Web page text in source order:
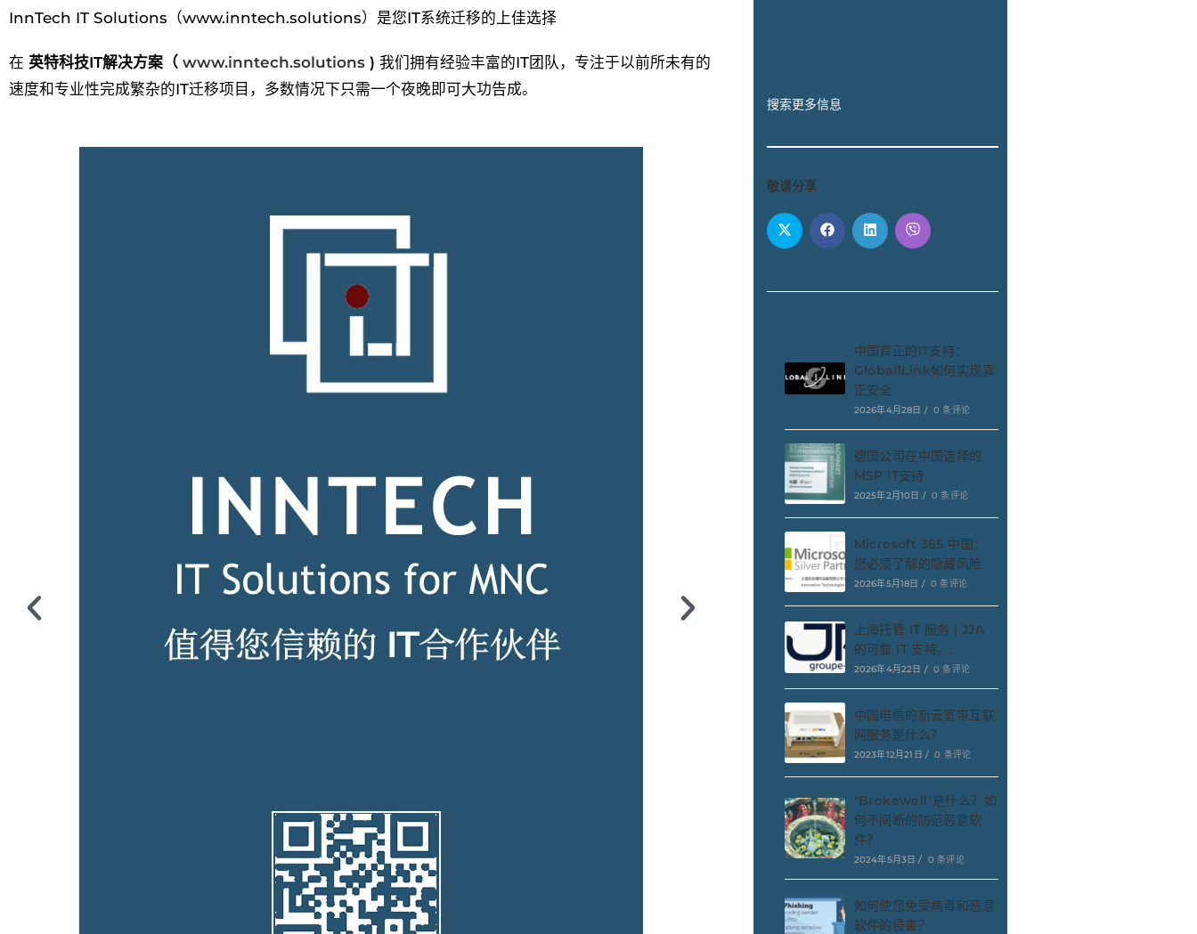
InnTech IT Solutions（www.inntech.solutions）是您IT系统迁移的上佳选择
在 英特科技IT解决方案（ www.inntech.solutions ) 我们拥有经验丰富的IT团队，专注于以前所未有的
速度和专业性完成繁杂的IT迁移项目，多数情况下只需一个夜晚即可大功告成。
搜索更多信息
敬请分享
中国真正的IT支持：
Global1Link如何实现真
正安全
2026年4月28日 / 0 条评论
德国公司在中国选择的
MSP IT支持
2025年2月10日 / 0 条评论
Microsoft 365 中国：
您必须了解的隐藏风险
2026年5月18日 / 0 条评论
上海托管 IT 服务 | JJA
的可靠 IT 支持。.
2026年4月22日 / 0 条评论
中国电信的新云宽带互联
网服务是什么？
2023年12月21日 / 0 条评论
"Brokewell"是什么？如
何不间断的防范恶意软
件？
2024年5月3日 / 0 条评论
如何使您免受病毒和恶意
软件的侵害？